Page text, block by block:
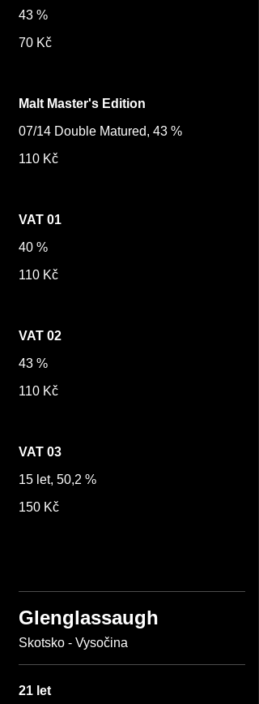
43 %
70 Kč
Malt Master's Edition
07/14 Double Matured, 43 %
110 Kč
VAT 01
40 %
110 Kč
VAT 02
43 %
110 Kč
VAT 03
15 let, 50,2 %
150 Kč
Glenglassaugh
Skotsko - Vysočina
21 let